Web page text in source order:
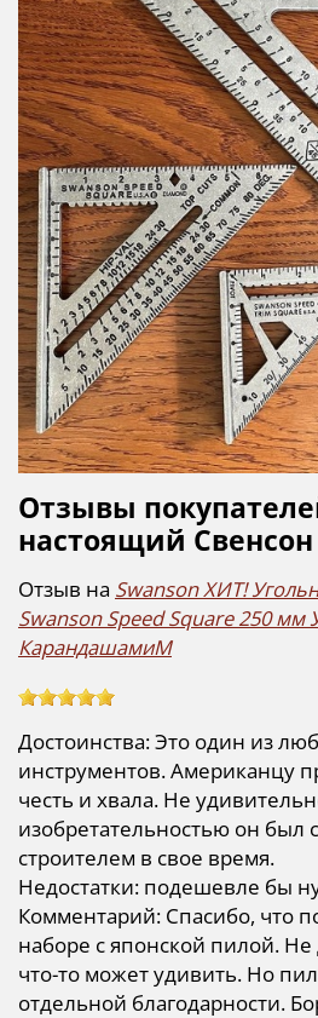
Отзывы
настоящий Свенсон
Отзыв на Swanson ХИТ!
Swanson Speed Square 250
КарандашамиM
Достоинства: Это один из
инструментов. Американцу
честь и хвала. Не
изобретательностью он
строителем в свое время.
Недостатки: подешевле бы
Комментарий: Спасибо, что
наборе с японской пилой.
что-то может удивить. Но
отдельной благодарности.